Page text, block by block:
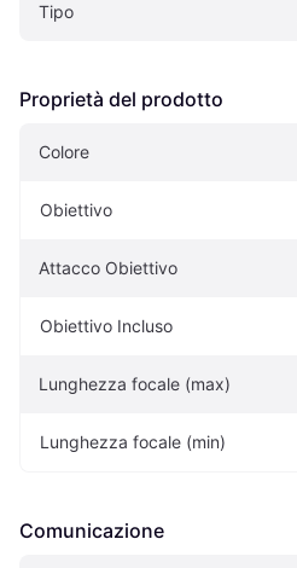
Tipo
Proprietà del prodotto
Colore
Obiettivo
Attacco Obiettivo
Obiettivo Incluso
Lunghezza focale (max)
Lunghezza focale (min)
Comunicazione